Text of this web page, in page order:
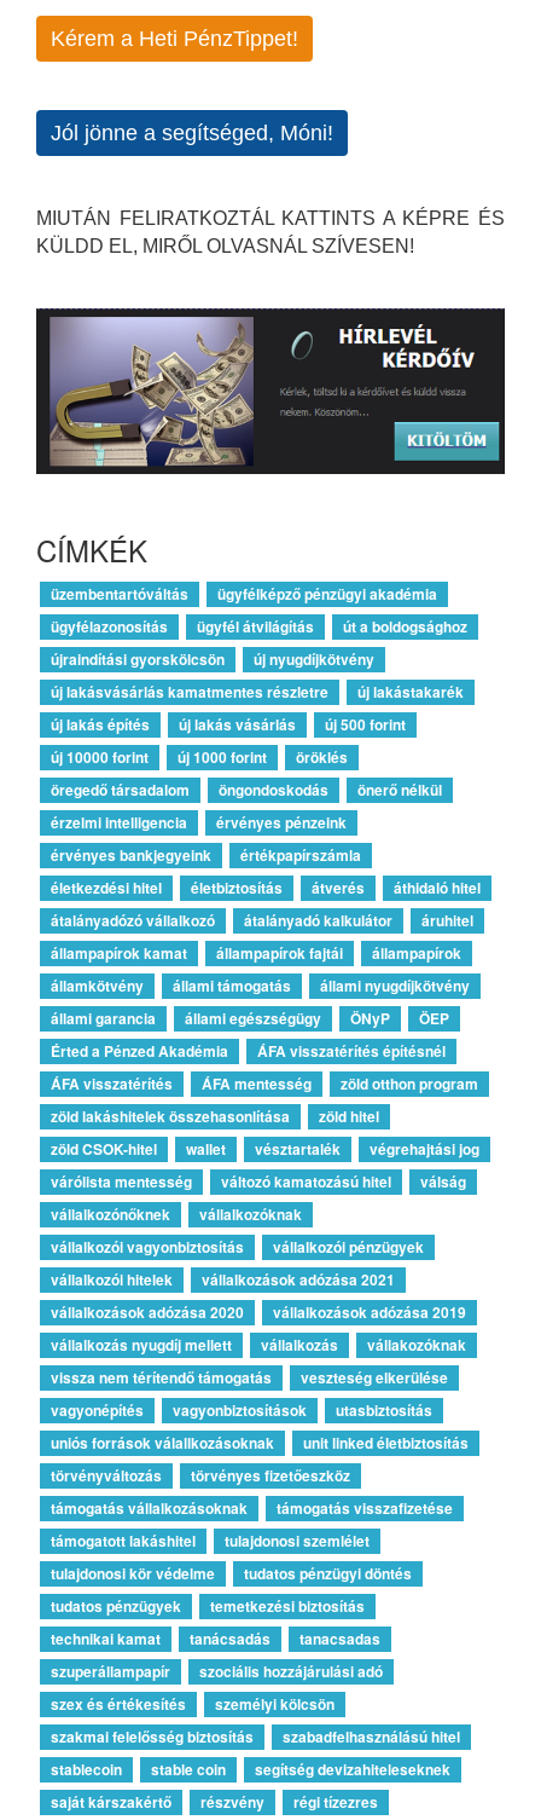
Kérem a Heti PénzTippet!
Jól jönne a segítséged, Móni!
MIUTÁN FELIRATKOZTÁL KATTINTS A KÉPRE ÉS
KÜLDD EL, MIRŐL OLVASNÁL SZÍVESEN!
CÍMKÉK
üzembentartóváltás
ügyfélképző pénzügyi akadémia
ügyfélazonosítás
ügyfél átvilágítás
út a boldogsághoz
újraindítási gyorskölcsön
új nyugdíjkötvény
új lakásvásárlás kamatmentes részletre
új lakástakarék
új lakás építés
új lakás vásárlás
új 500 forint
új 10000 forint
új 1000 forint
öröklés
öregedő társadalom
öngondoskodás
önerő nélkül
érzelmi intelligencia
érvényes pénzeink
érvényes bankjegyeink
értékpapírszámla
életkezdési hitel
életbiztosítás átverés
áthidaló hitel
átalányadózó vállalkozó
átalányadó kalkulátor
áruhitel
állampapírok kamat
állampapírok fajtái
állampapírok
államkötvény
állami támogatás
állami nyugdíjkötvény
állami garancia
állami egészségügy ÖNyP
ÖEP
Érted a Pénzed Akadémia
ÁFA visszatérítés építésnél
ÁFA visszatérítés
ÁFA mentesség
zöld otthon program
zöld lakáshitelek összehasonlítása
zöld hitel
zöld CSOK-hitel
wallet vésztartalék
végrehajtási jog
várólista mentesség
változó kamatozású hitel
válság
vállalkozónőknek
vállalkozóknak
vállalkozói vagyonbiztosítás
vállalkozói pénzügyek
vállalkozói hitelek
vállalkozások adózása 2021
vállalkozások adózása 2020
vállalkozások adózása 2019
vállalkozás nyugdíj mellett
vállalkozás
vállakozóknak
vissza nem térítendő támogatás
veszteség elkerülése
vagyonépítés
vagyonbiztosítások
utasbiztosítás
uniós források válallkozásoknak
unit linked életbiztosítás
törvényváltozás
törvényes fizetőeszköz
támogatás vállalkozásoknak
támogatás visszafizetése
támogatott lakáshitel
tulajdonosi szemlélet
tulajdonosi kör védelme
tudatos pénzügyi döntés
tudatos pénzügyek
temetkezési biztosítás
technikai kamat
tanácsadás
tanacsadas
szuperállampapír
szociális hozzájárulási adó
szex és értékesítés
személyi kölcsön
szakmai felelősség biztosítás
szabadfelhasználású hitel
stablecoin
stable coin
segítség devizahiteleseknek
saját kárszakértő
részvény
régi tízezres